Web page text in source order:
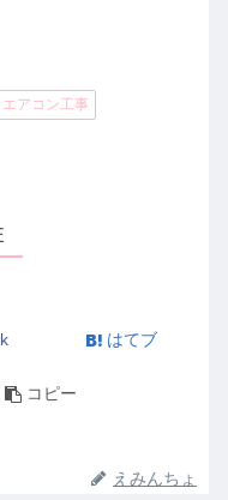
エアコン工事
はてブ
コピー
えみんちょ